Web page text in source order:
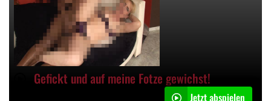
Gefickt und auf meine Fotze gewichst!
Jetzt abspielen